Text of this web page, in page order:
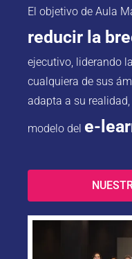
El objetivo de Aula
reducir la
ejecutivo, liderando
cualquiera de sus
adapta a su
modelo del e-